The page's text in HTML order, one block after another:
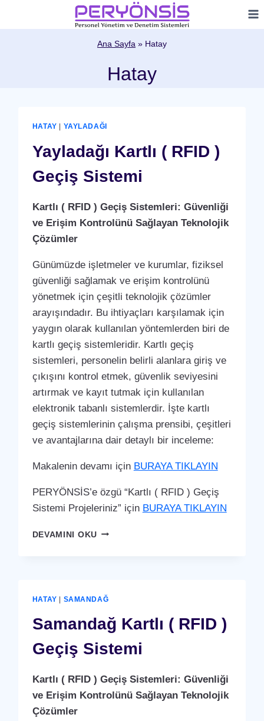
Ana Sayfa » Hatay
Hatay
HATAY | YAYLADAĞI
Yayladağı Kartlı ( RFID )
Geçiş Sistemi
Kartlı ( RFID ) Geçiş Sistemleri: Güvenliği
ve Erişim Kontrolünü Sağlayan Teknolojik
Çözümler
Günümüzde işletmeler ve kurumlar, fiziksel
güvenliği sağlamak ve erişim kontrolünü
yönetmek için çeşitli teknolojik çözümler
arayışındadır. Bu ihtiyaçları karşılamak için
yaygın olarak kullanılan yöntemlerden biri de
kartlı geçiş sistemleridir. Kartlı geçiş
sistemleri, personelin belirli alanlara giriş ve
çıkışını kontrol etmek, güvenlik seviyesini
artırmak ve kayıt tutmak için kullanılan
elektronik tabanlı sistemlerdir. İşte kartlı
geçiş sistemlerinin çalışma prensibi, çeşitleri
ve avantajlarına dair detaylı bir inceleme:
Makalenin devamı için BURAYA TIKLAYIN
PERYÖNSİS’e özgü “Kartlı ( RFID ) Geçiş
Sistemi Projeleriniz” için BURAYA TIKLAYIN
DEVAMINI OKUYAYLADAĞI
GEÇIŞ
HATAY | SAMANDAĞ
Samandağ Kartlı ( RFID )
Geçiş Sistemi
Kartlı ( RFID ) Geçiş Sistemleri: Güvenliği
ve Erişim Kontrolünü Sağlayan Teknolojik
Çözümler